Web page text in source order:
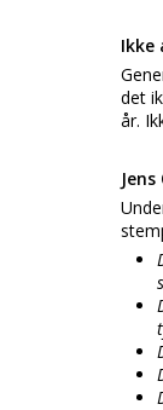
Ikke
det
år.